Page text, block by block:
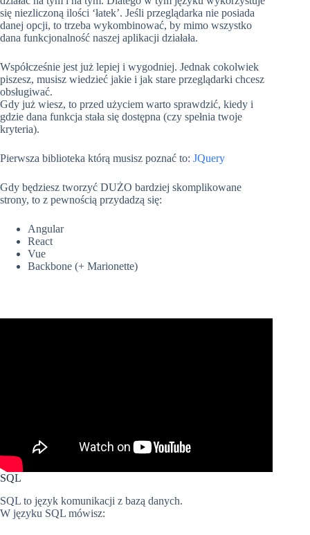
się niezliczoną ilości ‘łatek’. Jeśli przeglądarka nie posiada
danej opcji, to trzeba wykombinować, by mimo wszystko
dana funkcjonalność naszej aplikacji działała.
Współcześnie jest już lepiej i wygodniej. Jednak cokolwiek
piszesz, musisz wiedzieć jakie i jak stare przeglądarki chcesz
obsługiwać.
Gdy już wiesz, to przed użyciem warto sprawdzić, kiedy i
gdzie dana funkcja stała się dostępna (czy spełnia twoje
kryteria).
Pierwsza biblioteka którą musisz poznać to: JQuery
Gdy będziesz tworzyć DUŻO bardziej skomplikowane
strony, to z pewnością przydadzą się:
Angular
React
Vue
Backbone (+ Marionette)
SQL
SQL to język komunikacji z bazą danych.
W języku SQL mówisz: